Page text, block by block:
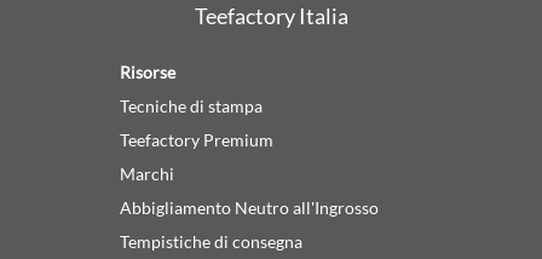
Teefactory Italia
Risorse
Tecniche di stampa
Teefactory Premium
Marchi
Abbigliamento Neutro all'Ingrosso
Tempistiche di consegna